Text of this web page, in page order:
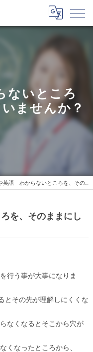
いところ
ませんか？
わからないところを、そのままにしていませんか？
を、そのままにし
行う事が大事になりま
とその先が理解しにくくな
なくなるとそこから穴が
くなったところから、